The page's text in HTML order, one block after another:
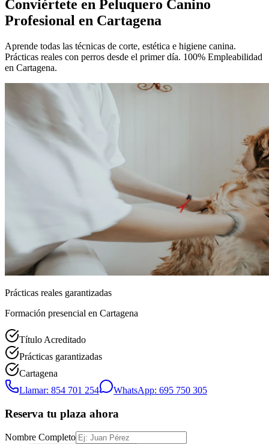
Conviértete en Peluquero Canino
Profesional en Cartagena
Aprende todas las técnicas de corte, estética e higiene canina.
Prácticas reales con perros desde el primer día. 100% Empleabilidad
en Cartagena.
Prácticas reales garantizadas
Formación presencial en Cartagena
Título Acreditado
Prácticas garantizadas
Cartagena
Llamar: 854 701 254
WhatsApp: 695 750 305
Reserva tu plaza ahora
Nombre Completo